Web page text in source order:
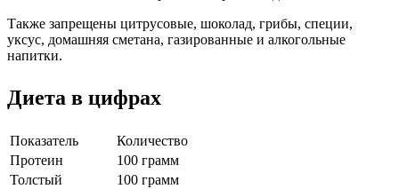
Также запрещены цитрусовые, шоколад, грибы, специи,
уксус, домашняя сметана, газированные и алкогольные
напитки.
Диета в цифрах
Показатель
Количество
Протеин
100 грамм
Толстый
100 грамм